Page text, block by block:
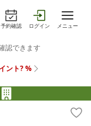
予約確認 ログイン メニュー